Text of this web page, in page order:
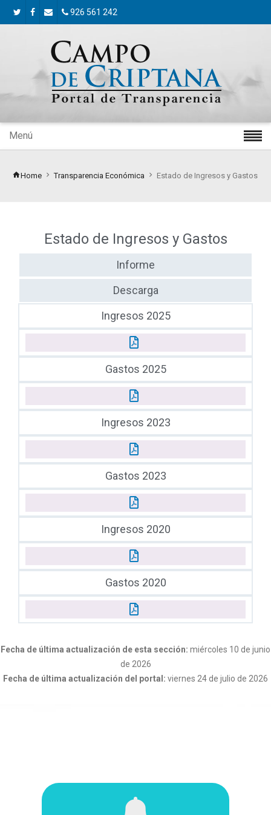
926 561 242
Menú
Home Transparencia Económica Estado de Ingresos y Gastos
Estado de Ingresos y Gastos
Informe
Descarga
Ingresos 2025
Gastos 2025
Ingresos 2023
Gastos 2023
Ingresos 2020
Gastos 2020
Fecha de última actualización de esta sección: miércoles 10 de junio
de 2026
Fecha de última actualización del portal: viernes 24 de julio de 2026